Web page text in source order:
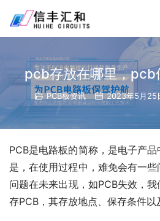
pcb存放在哪里，pcb
PCB板资讯 2023年5月25
PCB是电路板的简称，是电子产
是，在使用过程中，难免会有一
问题在未来出现，如PCB失效，
存PCB，其存放地点、保存条件以